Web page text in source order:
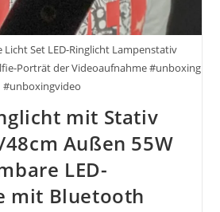
Licht Set LED-Ringlicht Lampenstativ
Porträt der Videoaufnahme #unboxing
#unboxingvideo
mit Stativ
Außen 55W
LED-
mit Bluetooth